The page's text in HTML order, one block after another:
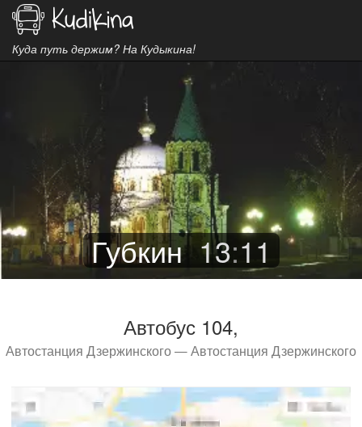
Куда путь держим? На Кудыкина!
Губкин 13:11
Автобус 104,
Автостанция Дзержинского — Автостанция Дзержинского